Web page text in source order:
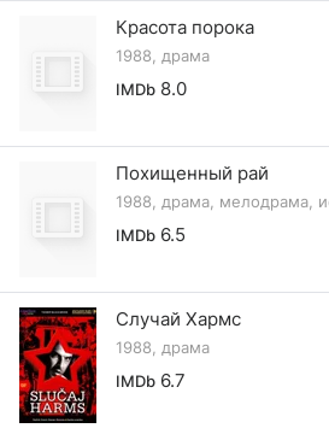
Красота порока
1988, драма
IMDb 8.0
Похищенный рай
1988, драма, мелодрама,
IMDb 6.5
Случай Хармс
1988, драма
IMDb 6.7